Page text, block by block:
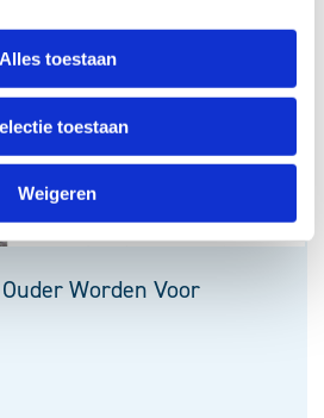
Alles toestaan
toestaan
Weigeren
Worden Voor